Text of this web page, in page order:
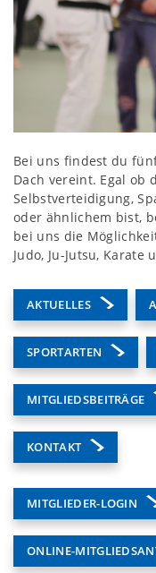
Bei uns findest du
Dach vereint. Egal ob
Selbstverteidigung,
oder ähnlichem bist,
bei uns die
Judo, Ju-Jutsu,
AKTUELLES
SPORTARTEN
MITGLIEDSBEITRÄGE
KONTAKT
MITGLIEDER-LOGIN
ONLINE-